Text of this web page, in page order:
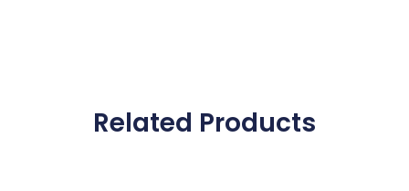
Related Products